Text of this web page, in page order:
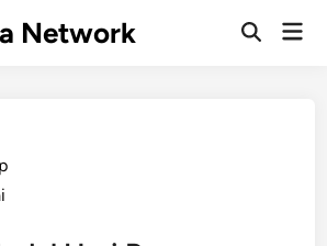
Network
Open